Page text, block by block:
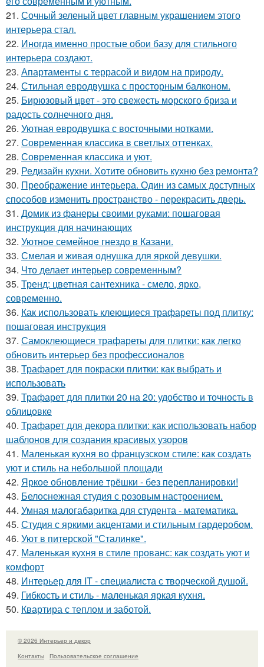
21. Сочный зеленый цвет главным украшением этого
интерьера стал.
22. Иногда именно простые обои базу для стильного
интерьера создают.
23. Апартаменты с террасой и видом на природу.
24. Стильная евродвушка с просторным балконом.
25. Бирюзовый цвет - это свежесть морского бриза и
радость солнечного дня.
26. Уютная евродвушка с восточными нотками.
27. Современная классика в светлых оттенках.
28. Современная классика и уют.
29. Редизайн кухни. Хотите обновить кухню без ремонта?
30. Преображение интерьера. Один из самых доступных
способов изменить пространство - перекрасить дверь.
31. Домик из фанеры своими руками: пошаговая
инструкция для начинающих
32. Уютное семейное гнездо в Казани.
33. Смелая и живая однушка для яркой девушки.
34. Что делает интерьер современным?
35. Тренд: цветная сантехника - смело, ярко,
современно.
36. Как использовать клеющиеся трафареты под плитку:
пошаговая инструкция
37. Самоклеющиеся трафареты для плитки: как легко
обновить интерьер без профессионалов
38. Трафарет для покраски плитки: как выбрать и
использовать
39. Трафарет для плитки 20 на 20: удобство и точность в
облицовке
40. Трафарет для декора плитки: как использовать набор
шаблонов для создания красивых узоров
41. Маленькая кухня во французском стиле: как создать
уют и стиль на небольшой площади
42. Яркое обновление трёшки - без перепланировки!
43. Белоснежная студия с розовым настроением.
44. Умная малогабаритка для студента - математика.
45. Студия с яркими акцентами и стильным гардеробом.
46. Уют в питерской "Сталинке".
47. Маленькая кухня в стиле прованс: как создать уют и
комфорт
48. Интерьер для IT - специалиста с творческой душой.
49. Гибкость и стиль - маленькая яркая кухня.
50. Квартира с теплом и заботой.
© 2026 Интерьер и декор
Контакты
Пользовательское соглашение